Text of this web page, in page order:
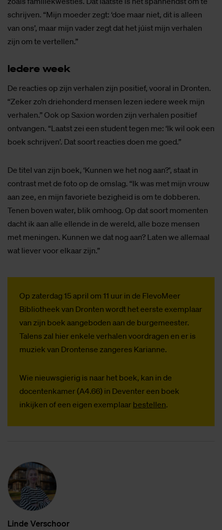
schrijven. “Mijn moeder zegt: ‘doe maar niet, dit is alleen
van ons’, maar mijn vader zegt dat het júist mijn verhalen
zijn om te vertellen.”
Ie­de­re week
De reacties op zijn verhalen zijn positief, vooral in Dronten.
“Zeker zo’n driehonderd mensen lezen iedere week mijn
verhalen.” Ook op Saxion worden zijn verhalen positief
ontvangen. “Laatst zei een student tegen me: ‘Ik wil ook een
boek schrijven’. Dat soort reacties doen me goed.”
De titel van zijn boek, ‘Kunnen we het nog aan?’, staat in
contrast met de foto op de omslag. “Ik was met mijn vrouw
aan zee, en mijn favoriete bezigheid is om te dobberen.
Tenen boven water, blik omhoog. Op dat soort momenten
dacht ik aan alle ellende in de wereld, alle boze mensen
met meningen. Kunnen we dat nog aan? Laten we allemaal
wat liever voor elkaar zijn.”
Op zaterdag 15 april om 11 uur in de FlevoMeer
Bibliotheek van Dronten wordt het eerste exemplaar
van zijn boek aangeboden aan de burgemeester.
Talens zal hier enkele verhalen voordragen en er is
muziek van Drontense zangeres Karianne.
Wie nieuwsgierig is naar het boek, kan in de
docentenkamer (A4.66) in Deventer een boek
inkijken of een eigen exemplaar bestellen.
Lin­de Ver­schoor